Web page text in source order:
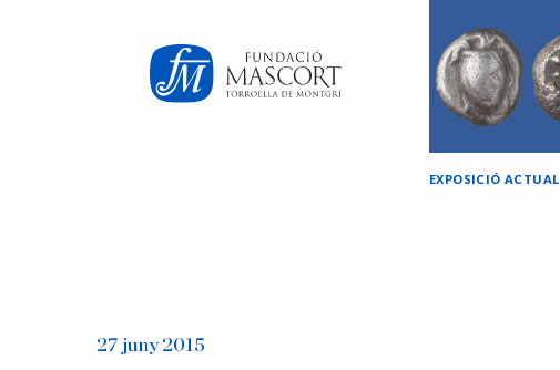
EXPOSICIÓ ACTUAL
27 juny 2015